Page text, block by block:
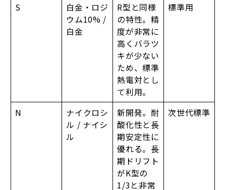
S
白金・ロジ
ウム10% /
白金
R型と同様
の特性。精
度が非常に
高くバラツ
キが少ない
ため、標準
熱電対とし
て利用。
標準用
N
ナイクロシ
ル / ナイシ
ル
新開発。耐
酸化性と長
期安定性に
優れる。長
期ドリフト
がK型の
1/3と非常
次世代標準